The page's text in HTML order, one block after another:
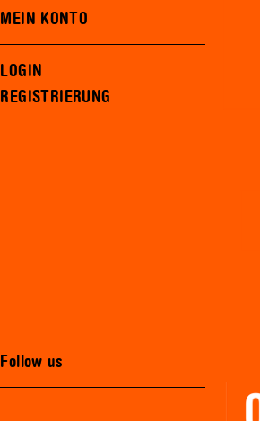
MEIN KONTO
LOGIN
REGISTRIERUNG
Follow us